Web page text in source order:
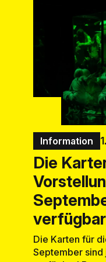
Information
Die
verfügbar
Die Karten für
September